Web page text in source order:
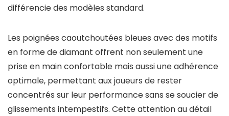
différencie des modèles standard.
Les poignées caoutchoutées bleues avec des motifs
en forme de diamant offrent non seulement une
prise en main confortable mais aussi une adhérence
optimale, permettant aux joueurs de rester
concentrés sur leur performance sans se soucier de
glissements intempestifs. Cette attention au détail